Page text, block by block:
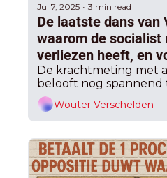
Jul 7, 2025 • 3 min read
De laatste dans van
waarom de socialist
verliezen heeft, en
zijn eigen
Arizona
De krachtmeting met
belooft nog spannend
Wouter Verschelden